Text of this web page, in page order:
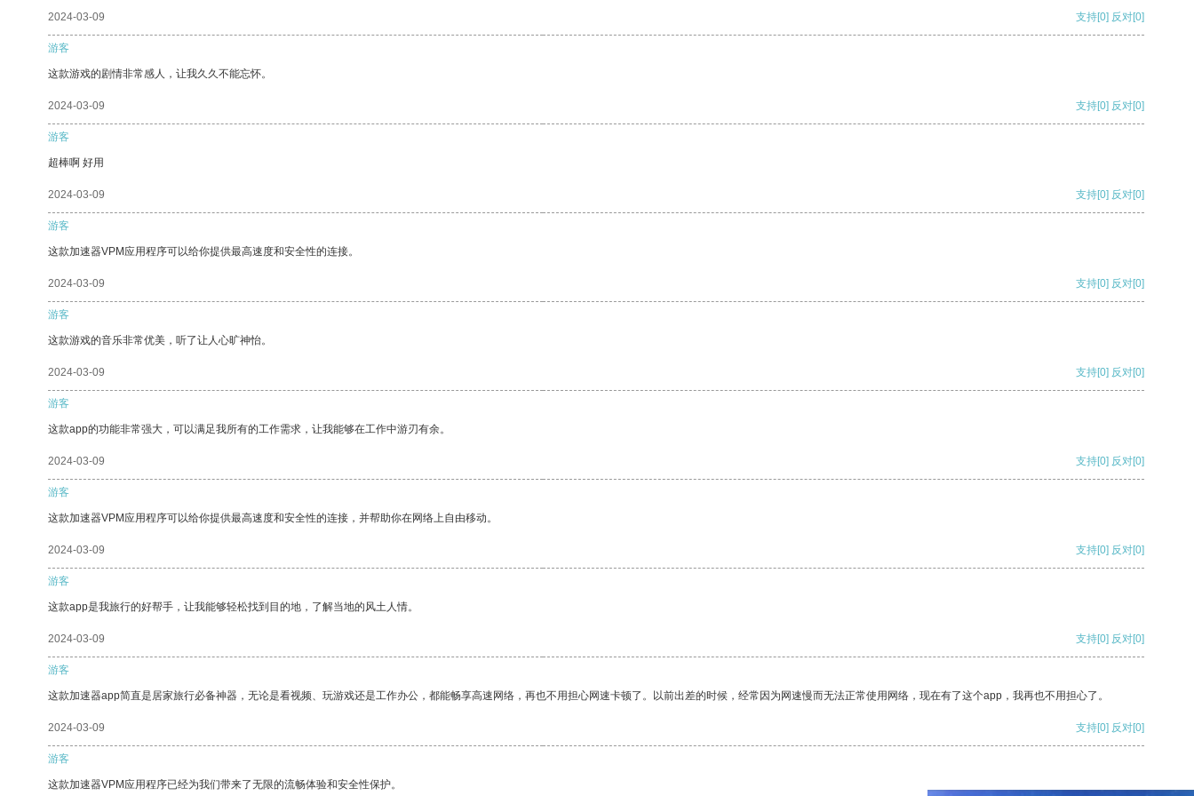
2024-03-09 支持[0] 反对[0]
游客
这款游戏的剧情非常感人，让我久久不能忘怀。
2024-03-09 支持[0] 反对[0]
游客
超棒啊 好用
2024-03-09 支持[0] 反对[0]
游客
这款加速器VPM应用程序可以给你提供最高速度和安全性的连接。
2024-03-09 支持[0] 反对[0]
游客
这款游戏的音乐非常优美，听了让人心旷神怡。
2024-03-09 支持[0] 反对[0]
游客
这款app的功能非常强大，可以满足我所有的工作需求，让我能够在工作中游刃有余。
2024-03-09 支持[0] 反对[0]
游客
这款加速器VPM应用程序可以给你提供最高速度和安全性的连接，并帮助你在网络上自由移动。
2024-03-09 支持[0] 反对[0]
游客
这款app是我旅行的好帮手，让我能够轻松找到目的地，了解当地的风土人情。
2024-03-09 支持[0] 反对[0]
游客
这款加速器app简直是居家旅行必备神器，无论是看视频、玩游戏还是工作办公，都能畅享高速网络，再也不用担心网速卡顿了。以前出差的时候，经常因为网速慢而无法正常使用网络，现在有了这个app，我再也不用担心了。
2024-03-09 支持[0] 反对[0]
游客
这款加速器VPM应用程序已经为我们带来了无限的流畅体验和安全性保护。